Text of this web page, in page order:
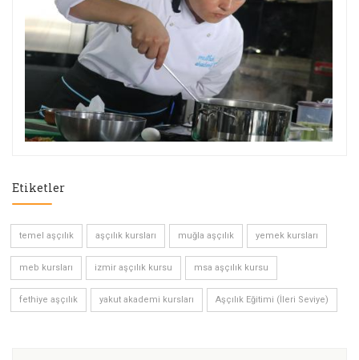
Etiketler
temel aşçılık aşçılık kursları muğla aşçılık yemek kursları
meb kursları izmir aşçılık kursu msa aşçılık kursu
fethiye aşçılık yakut akademi kursları Aşçılık Eğitimi (İleri Seviye)